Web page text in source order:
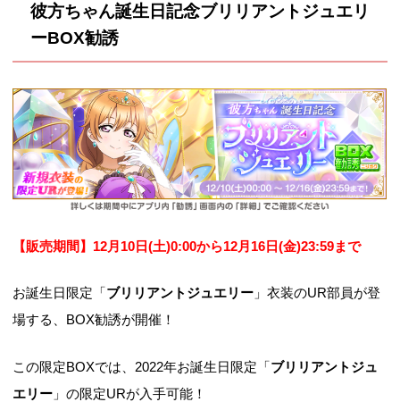
彼方ちゃん誕生日記念ブリリアントジュエリ
ーBOX勧誘
【販売期間】12月10 日(土)0:00から12月16日(金)23:59まで
お誕生日限定「ブリリアントジュエリー 」衣装のUR部員が登
場する、BOX勧誘が開催！
この限定BOXでは、2022年お誕生日限定「ブリリアントジュ
エリー 」の限定URが入手可能！